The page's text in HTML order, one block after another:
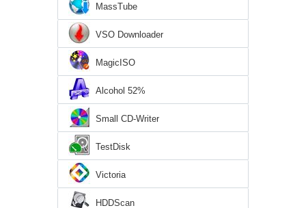
MassTube
VSO Downloader
MagicISO
Alcohol 52%
Small CD-Writer
TestDisk
Victoria
HDDScan